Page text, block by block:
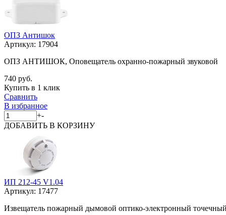
ОПЗ Антишок
Артикул: 17904
ОПЗ АНТИШОК, Оповещатель охранно-пожарный звуковой
740 руб.
Купить в 1 клик
Сравнить
В избранное
+-
ДОБАВИТЬ В КОРЗИНУ
ИП 212-45 V1.04
Артикул: 17477
Извещатель пожарный дымовой оптико-электронный